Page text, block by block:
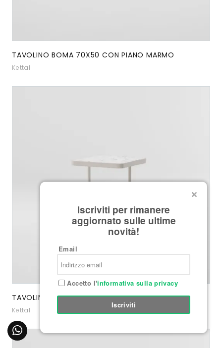
TAVOLINO BOMA 70X50 CON PIANO MARMO
Kettal
TAVOLINO BOMA QUADRATO CON PIANO MARMO
Kettal
Iscriviti per rimanere
aggiornato sulle ultime
novità!
Email
Accetto l'informativa sulla privacy
Iscriviti